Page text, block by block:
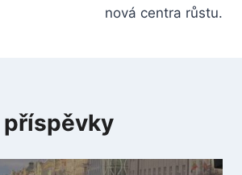
nová centra růstu.
příspěvky